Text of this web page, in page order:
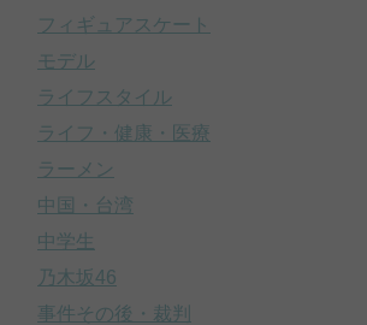
フィギュアスケート
モデル
ライフスタイル
ライフ・健康・医療
ラーメン
中国・台湾
中学生
乃木坂46
事件その後・裁判